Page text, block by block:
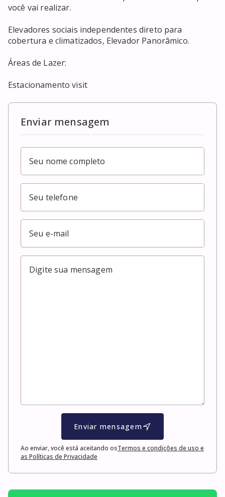
você vai realizar.
Elevadores sociais independentes direto para
cobertura e climatizados, Elevador Panorâmico.
Áreas de Lazer:
Estacionamento visit
Enviar mensagem
Enviar mensagem
Ao enviar, você está aceitando osTermos e condições de uso e
as Políticas de Privacidade